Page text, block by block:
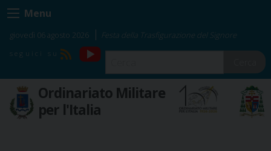
Skip
to
content
Menu
giovedì 06 agosto 2026 Festa della Trasfigurazione del Signore
RSS
YouTube
Ordinariato Militare
per l'Italia